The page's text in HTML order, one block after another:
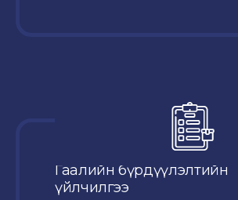
Гаалийн бүрдүүлэлтийн
үйлчилгээ